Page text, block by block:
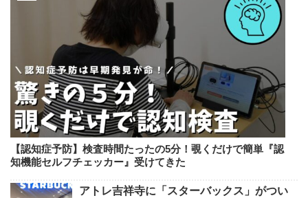
【認知症予防】検査時間たったの5分！覗くだけで簡単『認
知機能セルフチェッカー』受けてきた
アトレ吉祥寺に「スターバックス」がつい